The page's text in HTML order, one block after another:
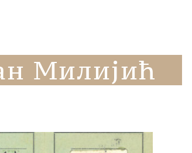
Милијић